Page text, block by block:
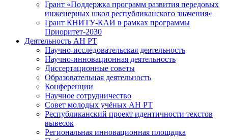
Грант «Поддержка программ развития передовых
инженерных школ республиканского значения»
Грант КНИТУ-КАИ в рамках программы
Приоритет-2030
Деятельность АН РТ
Научно-исследовательская деятельность
Научно-инновационная деятельность
Диссертационные советы
Образовательная деятельность
Конференции
Научное сотрудничество
Совет молодых учёных АН РТ
Республиканский проект идентичности текстов
вывесок
Региональная инновационная площадка